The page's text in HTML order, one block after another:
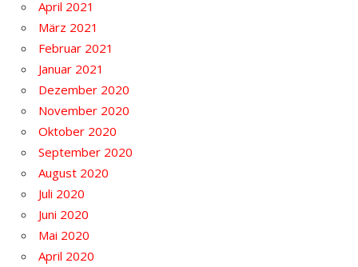
April 2021
März 2021
Februar 2021
Januar 2021
Dezember 2020
November 2020
Oktober 2020
September 2020
August 2020
Juli 2020
Juni 2020
Mai 2020
April 2020